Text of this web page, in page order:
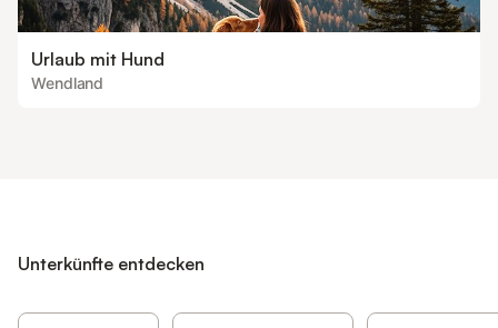
Urlaub mit Hund
Wendland
Unterkünfte entdecken